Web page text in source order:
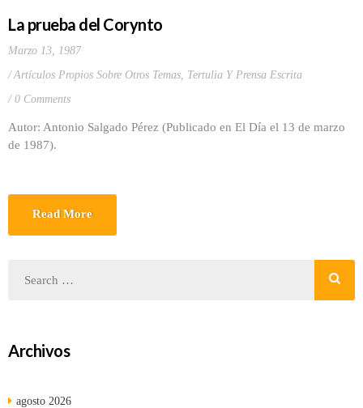
La prueba del Corynto
Marzo 13, 1987
Artículos Propios Sobre Otros Temas, Tertulia Y Prensa Escrita
0 Comments
Autor: Antonio Salgado Pérez (Publicado en El Día el 13 de marzo
de 1987).
Read More
Archivos
agosto 2026